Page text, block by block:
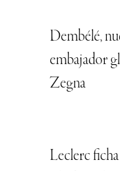
Dembélé,
embajador
Zegna
Leclerc